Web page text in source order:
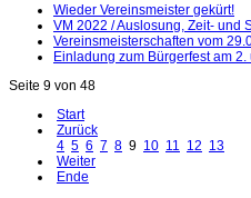
Wieder Vereinsmeister gekürt!
VM 2022 / Auslosung, Zeit- und
Vereinsmeisterschaften vom
Einladung zum Bürgerfest am
Seite 9 von 48
Start
Zurück
4 5 6 7 8 9 10 11 12 13
Weiter
Ende